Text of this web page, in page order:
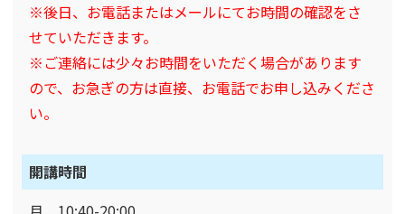
※後日、お電話またはメールにてお時間の確認をさ
せていただきます。
※ご連絡には少々お時間をいただく場合があります
ので、お急ぎの方は直接、お電話でお申し込みくださ
い。
開講時間